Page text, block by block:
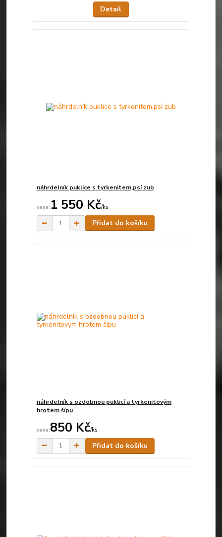
Detail
náhrdelník puklice s tyrkenitem,psí zub
1 550 Kč/ks
Přidat do košíku
náhrdelník s ozdobnou puklicí a tyrkenitovým
hrotem šípu
850 Kč/ks
Přidat do košíku